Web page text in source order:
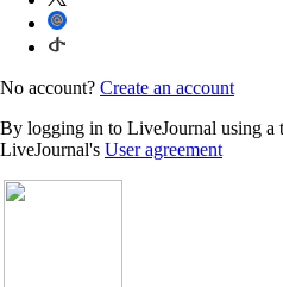
No account? Create an account
By logging in to LiveJournal using a
LiveJournal's User agreement